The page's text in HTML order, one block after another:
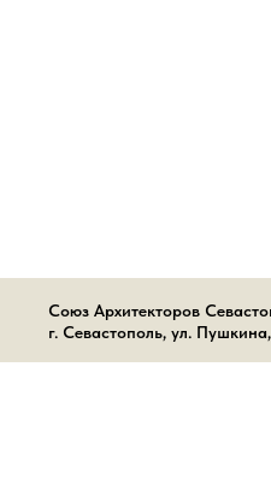
Союз Архитекторов
г. Севастополь, ул.